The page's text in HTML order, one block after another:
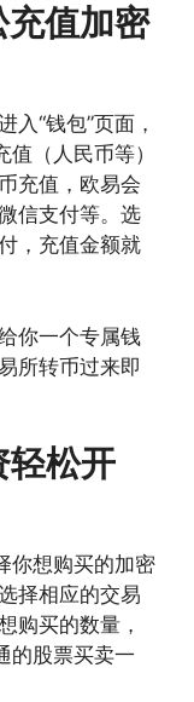
值加密
“钱包”页面，
（人民币等）
充值，欧易会
信支付等。选
，充值金额就
你一个专属钱
所转币过来即
松开
你想购买的加密
择相应的交易
购买的数量，
的股票买卖一